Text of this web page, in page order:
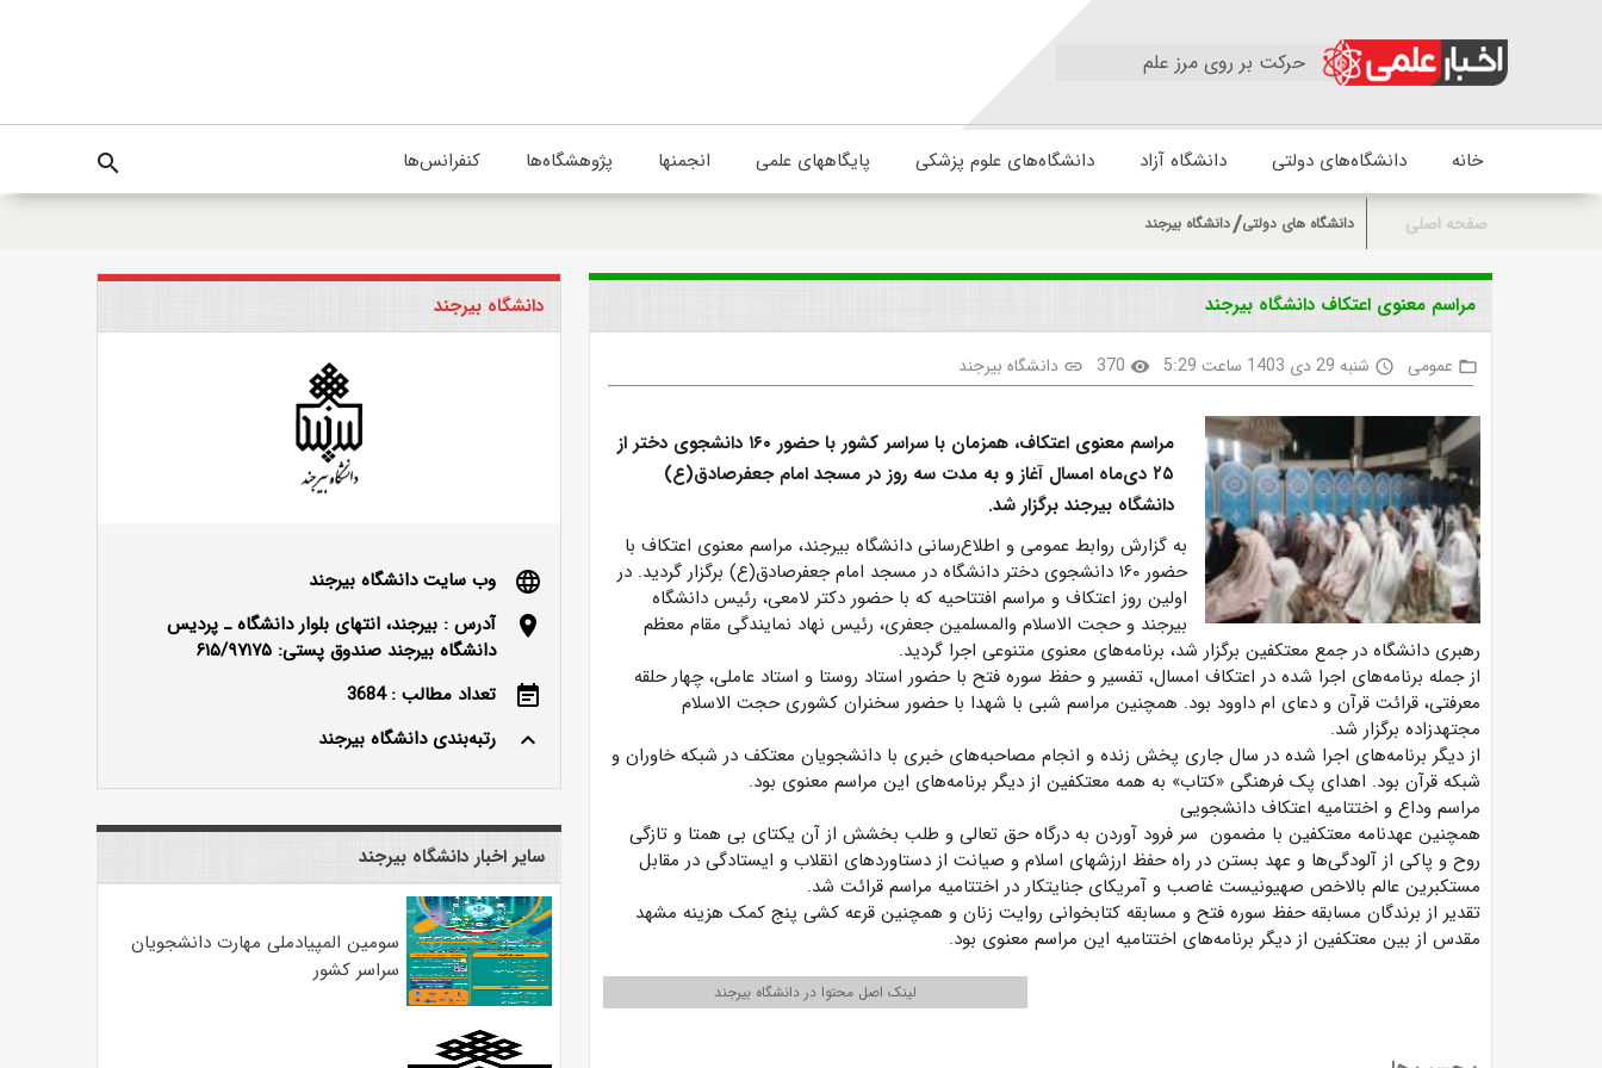
حرکت بر روی مرز علم
خانه دانشگاه‌های دولتی دانشگاه آزاد دانشگاه‌های علوم پزشکی پایگاههای علمی انجمنها پژوهشگاه‌ها کنفرانس‌ها search
صفحه اصلی دانشگاه های دولتی دانشگاه بیرجند
مراسم معنوی اعتکاف دانشگاه بیرجند
folder_open عمومی access_time شنبه 29 دی 1403 ساعت 5:29 visibility
370
link دانشگاه بیرجند
مراسم معنوی اعتکاف، همزمان با سراسر کشور با حضور ۱۶۰ دانشجوی دختر از
۲۵ دی‌ماه امسال آغاز و به مدت سه روز در مسجد امام جعفرصادق(ع)
دانشگاه بیرجند برگزار شد.
به گزارش روابط عمومی و اطلاع‌رسانی دانشگاه بیرجند، مراسم معنوی اعتکاف با
حضور ۱۶۰ دانشجوی دختر دانشگاه در مسجد امام جعفرصادق(ع) برگزار گردید. در
اولین روز اعتکاف و مراسم افتتاحیه که با حضور دکتر لامعی، رئیس دانشگاه
بیرجند و حجت الاسلام والمسلمین جعفری، رئیس نهاد نمایندگی مقام معظم
رهبری دانشگاه در جمع معتکفین برگزار شد، برنامه‌های معنوی متنوعی اجرا گردید.
از جمله برنامه‌های اجرا شده در اعتکاف امسال، تفسیر و حفظ سوره فتح با حضور استاد روستا و استاد عاملی، چهار حلقه
معرفتی، قرائت قرآن و دعای ام داوود بود. همچنین مراسم شبی با شهدا با حضور سخنران کشوری حجت الاسلام
مجتهدزاده برگزار شد.
از دیگر برنامه‌های اجرا شده در سال جاری پخش زنده و انجام مصاحبه‌های خبری با دانشجویان معتکف در شبکه خاوران و
شبکه قرآن بود. اهدای پک فرهنگی «کتاب» به همه معتکفین از دیگر برنامه‌های این مراسم معنوی بود.
مراسم وداع و اختتامیه اعتکاف دانشجویی
همچنین عهدنامه معتکفین با مضمون سر فرود آوردن به درگاه حق تعالی و طلب بخشش از آن یکتای بی همتا و تازگی
روح و پاکی از آلودگی‌ها و عهد بستن در راه حفظ ارزشهای اسلام و صیانت از دستاوردهای انقلاب و ایستادگی در مقابل
مستکبرین عالم بالاخص صهیونیست غاصب و آمریکای جنایتکار در اختتامیه مراسم قرائت شد.
تقدیر از برندگان مسابقه حفظ سوره فتح و مسابقه کتابخوانی روایت زنان و همچنین قرعه کشی پنج کمک هزینه مشهد
مقدس از بین معتکفین از دیگر برنامه‌های اختتامیه این مراسم معنوی بود.
لینک اصل محتوا در دانشگاه بیرجند
دانشگاه بیرجند
language
وب سایت دانشگاه بیرجند
location_on
آدرس : بیرجند، انتهای بلوار دانشگاه ـ پردیس
دانشگاه بیرجند صندوق پستی: ۶۱۵/۹۷۱۷۵
event_note
تعداد مطالب : 3684
keyboard_arrow_up
رتبه‌بندی دانشگاه بیرجند
سایر اخبار دانشگاه بیرجند
سومین المپیادملی مهارت دانشجویان
سراسر کشور